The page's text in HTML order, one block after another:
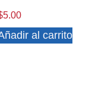
5.00
al carrito